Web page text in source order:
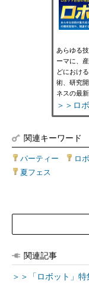
あらゆる
ーマに、
どにおけ
術、研究
ネスの最
＞＞ロ
関連キーワード
パーティー ロ
夏フェス
関連記事
＞＞「ロボット」特